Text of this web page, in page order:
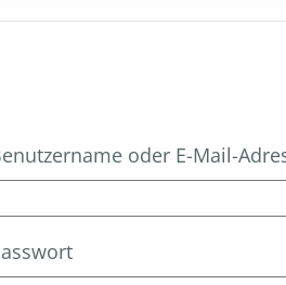
oder E-Mail-